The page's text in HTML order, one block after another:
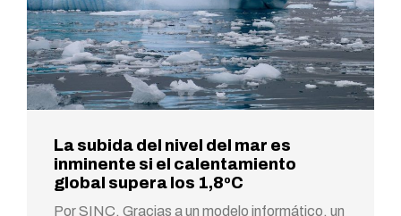
La subida del nivel del mar es
inminente si el calentamiento
global supera los 1,8ºC
Por SINC. Gracias a un modelo informático, un